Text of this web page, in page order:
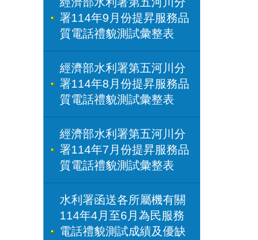
署114年9月份提昇服務品
質電話禮貌測試彙整表
經濟部水利署第五河川分
署114年8月份提昇服務品
質電話禮貌測試彙整表
經濟部水利署第五河川分
署114年7月份提昇服務品
質電話禮貌測試彙整表
水利署函送各所屬機有關
114年4月至6月為民服務
電話禮貌測試成績及優缺